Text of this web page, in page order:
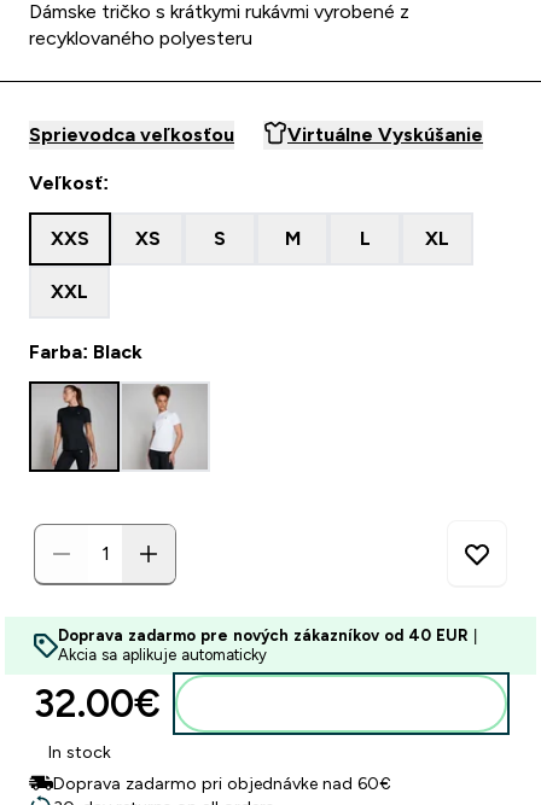
Dámske tričko s krátkymi rukávmi vyrobené z
recyklovaného polyesteru
Sprievodca veľkosťou Virtuálne Vyskúšanie
Veľkosť:
XXS XS S M L XL
XXL
Farba: Black
Doprava zadarmo pre nových zákazníkov od 40 EUR
Akcia sa aplikuje automaticky
32.00€‎
In stock
Doprava zadarmo pri objednávke nad 60€